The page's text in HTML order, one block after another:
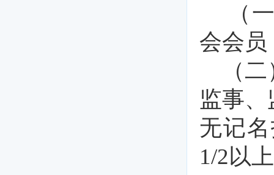
（
会会员
（
监事
无记
1/2以